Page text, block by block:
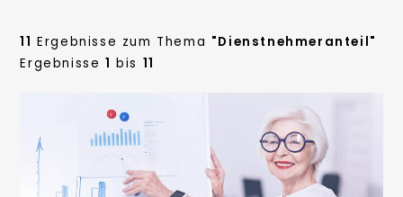
11 Ergebnisse zum Thema "Dienstnehmeranteil"
Ergebnisse 1 bis 11